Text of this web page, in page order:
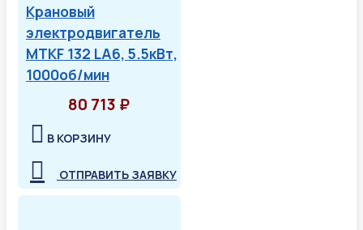
Крановый
электродвигатель
MTKF 132 LA6, 5.5кВт,
1000об/мин
80 713 ₽
В КОРЗИНУ
ОТПРАВИТЬ ЗАЯВКУ